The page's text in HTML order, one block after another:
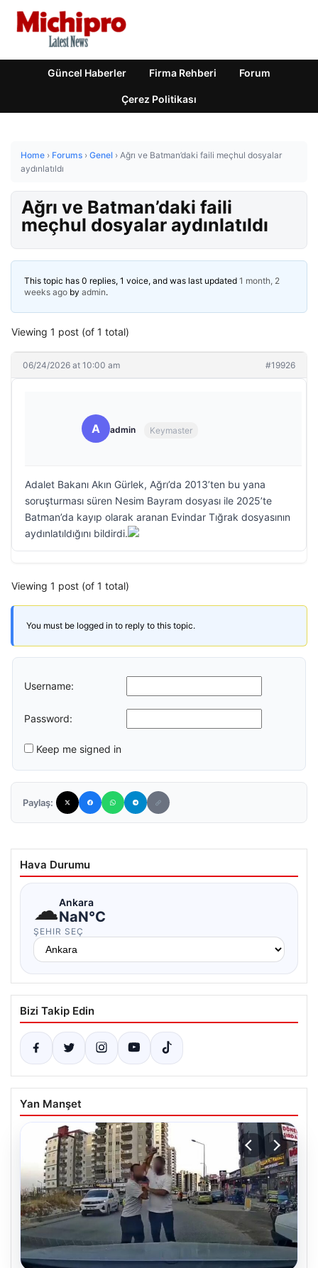
Güncel Haberler Firma Rehberi Forum
Çerez Politikası
Home › Forums › Genel › Ağrı ve Batman’daki faili meçhul dosyalar
aydınlatıldı
Ağrı ve Batman’daki faili
meçhul dosyalar aydınlatıldı
This topic has 0 replies, 1 voice, and was last updated 1 month, 2
weeks ago by admin.
Viewing 1 post (of 1 total)
06/24/2026 at 10:00 am #19926
A admin Keymaster
Adalet Bakanı Akın Gürlek, Ağrı’da 2013’ten bu yana
soruşturması süren Nesim Bayram dosyası ile 2025’te
Batman’da kayıp olarak aranan Evindar Tığrak dosyasının
aydınlatıldığını bildirdi.
Viewing 1 post (of 1 total)
You must be logged in to reply to this topic.
Username:
Password:
Keep me signed in
Paylaş:
Hava Durumu
☁Ankara
NaN°C
ŞEHIR SEÇ
Bizi Takip Edin
Yan Manşet